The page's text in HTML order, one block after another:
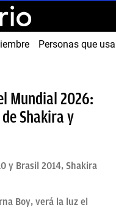
Personas que
Mundial 2026:
de Shakira y
y Brasil 2014, Shakira
Boy, verá la luz el